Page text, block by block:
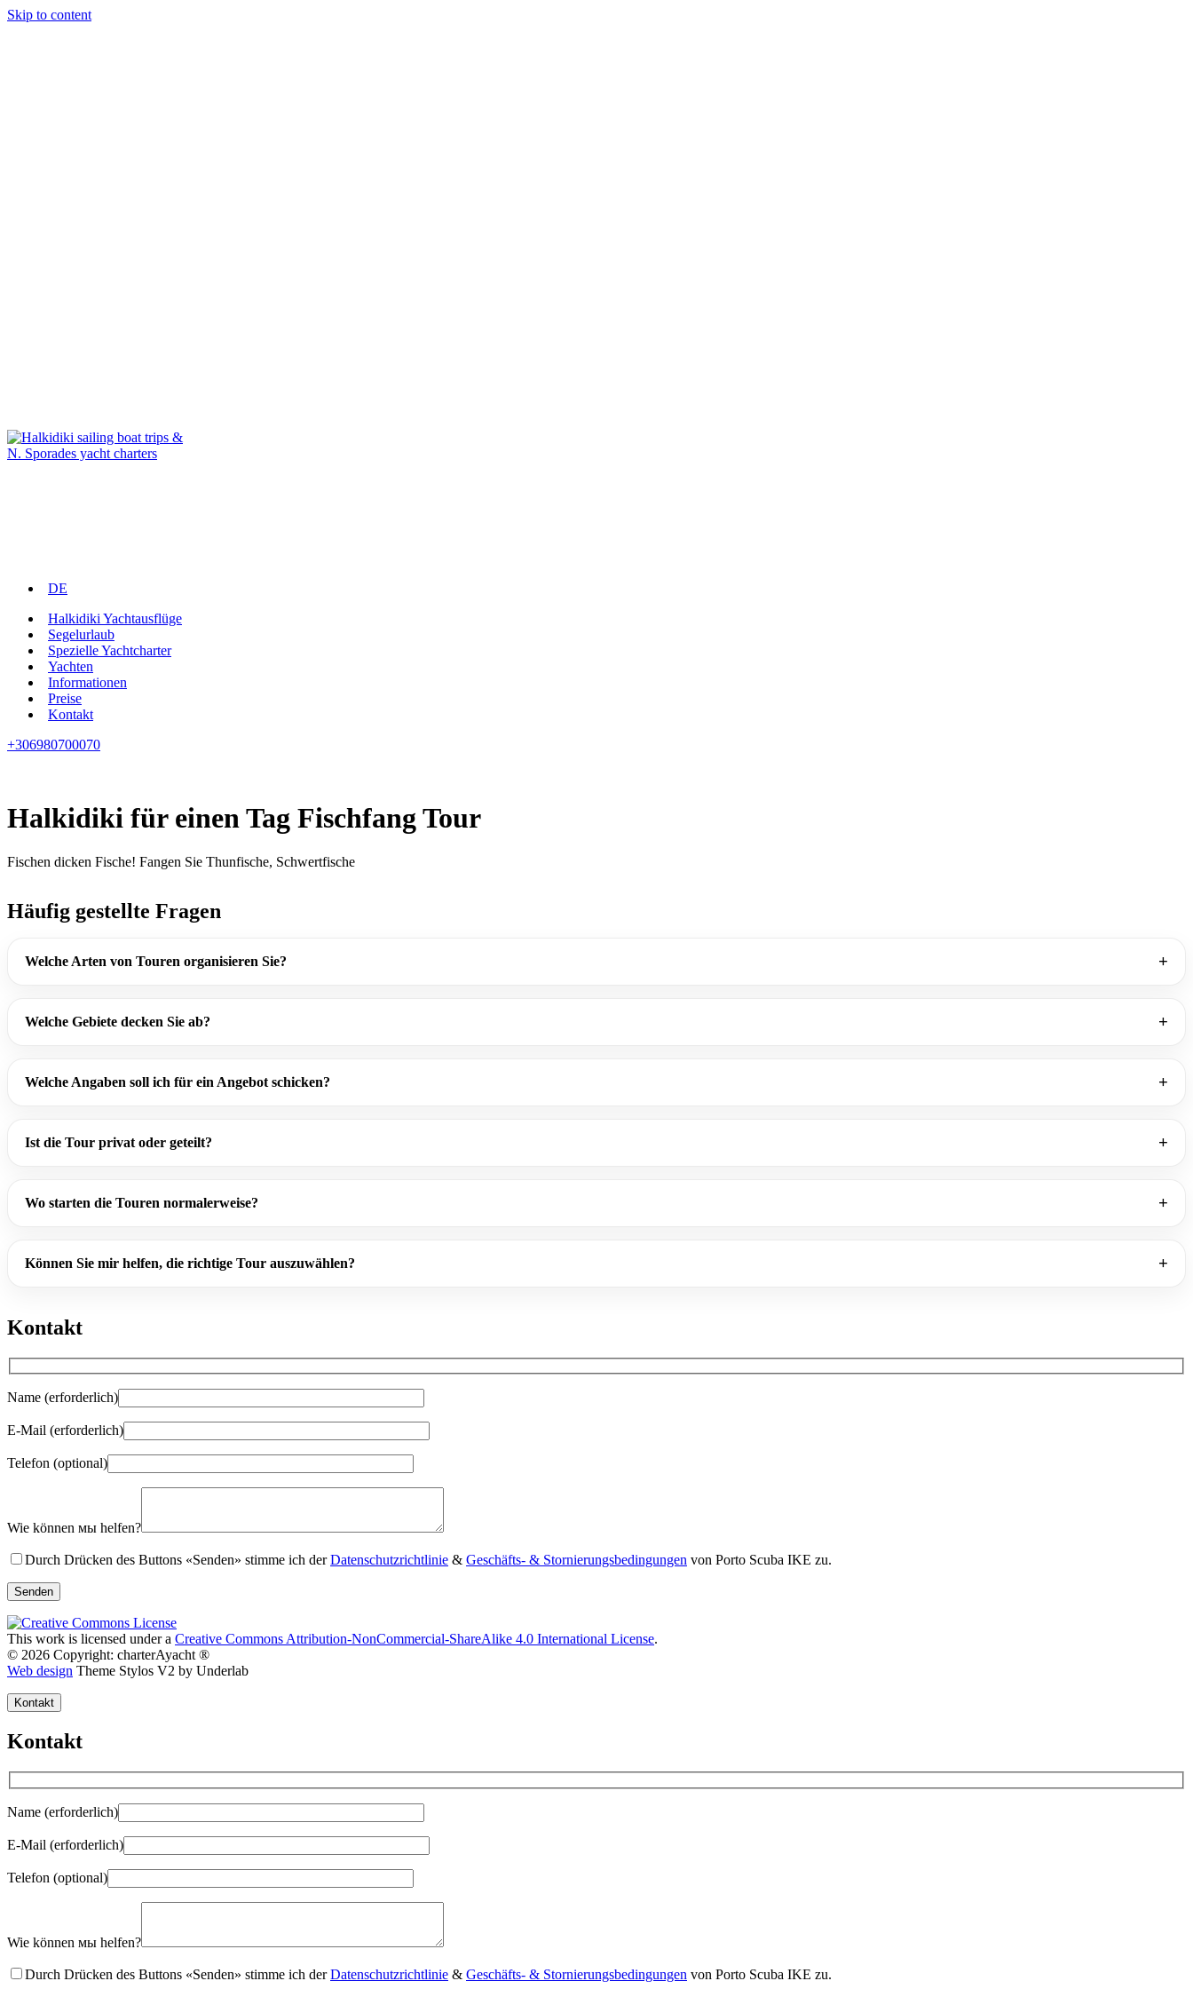
Skip to content
DE
Halkidiki Yachtausflüge
Segelurlaub
Spezielle Yachtcharter
Yachten
Informationen
Preise
Kontakt
+306980700070
Halkidiki für einen Tag Fischfang Tour
Fischen dicken Fische! Fangen Sie Thunfische, Schwertfische
Häufig gestellte Fragen
Welche Arten von Touren organisieren Sie?
Welche Gebiete decken Sie ab?
Welche Angaben soll ich für ein Angebot schicken?
Ist die Tour privat oder geteilt?
Wo starten die Touren normalerweise?
Können Sie mir helfen, die richtige Tour auszuwählen?
Kontakt
Name (erforderlich)
E-Mail (erforderlich)
Telefon (optional)
Wie können мы helfen?
Durch Drücken des Buttons «Senden» stimme ich derDatenschutzrichtlinie & Geschäfts- & Stornierungsbedingungen von Porto Scuba IKE zu.
This work is licensed under a Creative Commons Attribution-NonCommercial-ShareAlike 4.0 International License.
© 2026 Copyright: charterAyacht ®
Web design Theme Stylos V2 by Underlab
Kontakt
Kontakt
Name (erforderlich)
E-Mail (erforderlich)
Telefon (optional)
Wie können мы helfen?
Durch Drücken des Buttons «Senden» stimme ich derDatenschutzrichtlinie & Geschäfts- & Stornierungsbedingungen von Porto Scuba IKE zu.